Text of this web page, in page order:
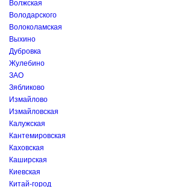
Волжская
Володарского
Волоколамская
Выхино
Дубровка
Жулебино
ЗАО
Зябликово
Измайлово
Измайловская
Калужская
Кантемировская
Каховская
Каширская
Киевская
Китай-город